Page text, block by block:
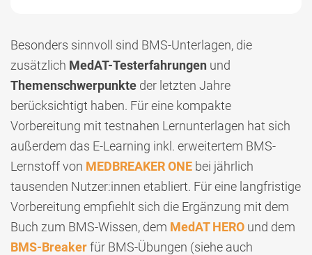
Besonders sinnvoll sind BMS-Unterlagen, die
zusätzlich MedAT-Testerfahrungen und
Themenschwerpunkte der letzten Jahre
berücksichtigt haben. Für eine kompakte
Vorbereitung mit testnahen Lernunterlagen hat sich
außerdem das E-Learning inkl. erweitertem BMS-
Lernstoff von MEDBREAKER ONE bei jährlich
tausenden Nutzer:innen etabliert. Für eine langfristige
Vorbereitung empfiehlt sich die Ergänzung mit dem
Buch zum BMS-Wissen, dem MedAT HERO und dem
BMS-Breakerfür BMS-Übungen (siehe auch